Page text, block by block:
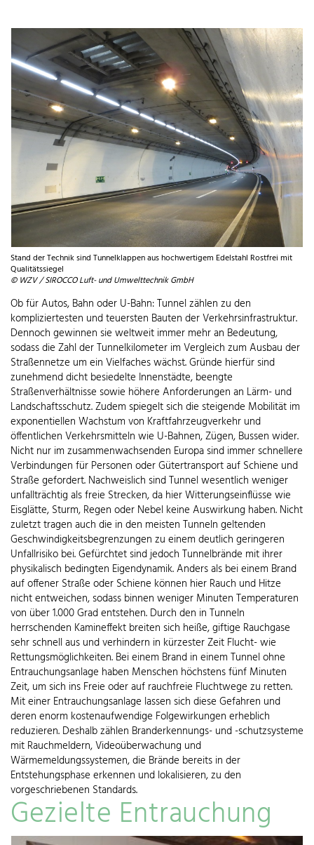
Stand der Technik sind Tunnelklappen aus hochwertigem Edelstahl Rostfrei mit
Qualitätssiegel
© WZV / SIROCCO Luft- und Umwelttechnik GmbH
Ob für Autos, Bahn oder U-Bahn: Tunnel zählen zu den
kompliziertesten und teuersten Bauten der Verkehrsinfrastruktur.
Dennoch gewinnen sie weltweit immer mehr an Bedeutung,
sodass die Zahl der Tunnelkilometer im Vergleich zum Ausbau der
Straßennetze um ein Vielfaches wächst. Gründe hierfür sind
zunehmend dicht besiedelte Innenstädte, beengte
Straßenverhältnisse sowie höhere Anforderungen an Lärm- und
Landschaftsschutz. Zudem spiegelt sich die steigende Mobilität im
exponentiellen Wachstum von Kraftfahrzeugverkehr und
öffentlichen Verkehrsmitteln wie U-Bahnen, Zügen, Bussen wider.
Nicht nur im zusammenwachsenden Europa sind immer schnellere
Verbindungen für Personen oder Gütertransport auf Schiene und
Straße gefordert. Nachweislich sind Tunnel wesentlich weniger
unfallträchtig als freie Strecken, da hier Witterungseinflüsse wie
Eisglätte, Sturm, Regen oder Nebel keine Auswirkung haben. Nicht
zuletzt tragen auch die in den meisten Tunneln geltenden
Geschwindigkeitsbegrenzungen zu einem deutlich geringeren
Unfallrisiko bei. Gefürchtet sind jedoch Tunnelbrände mit ihrer
physikalisch bedingten Eigendynamik. Anders als bei einem Brand
auf offener Straße oder Schiene können hier Rauch und Hitze
nicht entweichen, sodass binnen weniger Minuten Temperaturen
von über 1.000 Grad entstehen. Durch den in Tunneln
herrschenden Kamineffekt breiten sich heiße, giftige Rauchgase
sehr schnell aus und verhindern in kürzester Zeit Flucht- wie
Rettungsmöglichkeiten. Bei einem Brand in einem Tunnel ohne
Entrauchungsanlage haben Menschen höchstens fünf Minuten
Zeit, um sich ins Freie oder auf rauchfreie Fluchtwege zu retten.
Mit einer Entrauchungsanlage lassen sich diese Gefahren und
deren enorm kostenaufwendige Folgewirkungen erheblich
reduzieren. Deshalb zählen Branderkennungs- und -schutzsysteme
mit Rauchmeldern, Videoüberwachung und
Wärmemeldungssystemen, die Brände bereits in der
Entstehungsphase erkennen und lokalisieren, zu den
vorgeschriebenen Standards.
Gezielte Entrauchung